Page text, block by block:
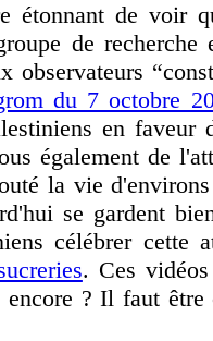
étonnant de voir
de
observateurs
du 7 octobre
en faveur
également de
la vie
se gardent
célébrer cette
. Ces
encore ? Il faut